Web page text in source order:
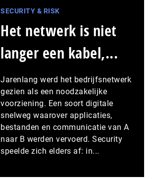
SECURITY & RISK
Het netwerk is niet
langer een kabel,...
Jarenlang werd het bedrijfsnetwerk
gezien als een noodzakelijke
voorziening. Een soort digitale
snelweg waarover applicaties,
bestanden en communicatie van A
naar B werden vervoerd. Security
speelde zich elders af: in...